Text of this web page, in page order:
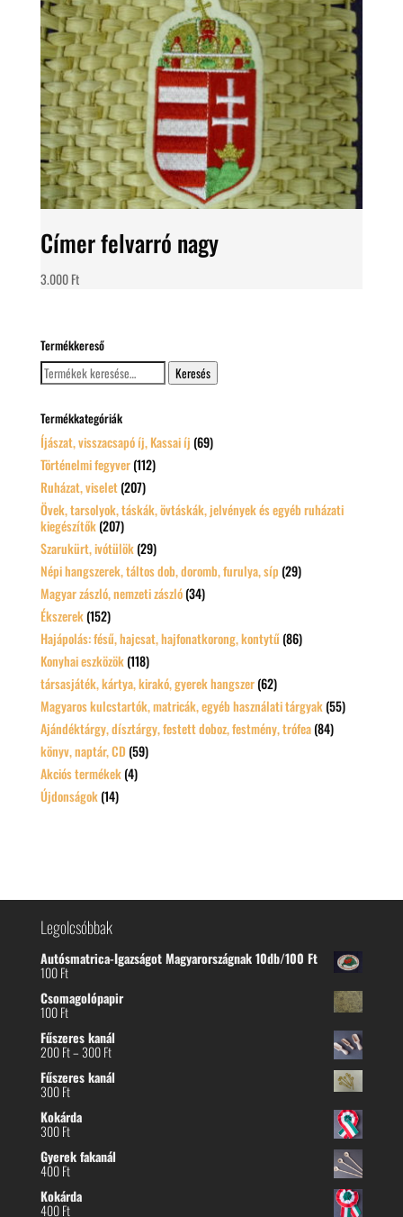
Címer felvarró nagy
3.000Ft
Termékkereső
Keresés
a
Keresés
Termékkategóriák
Íjászat, visszacsapó íj, Kassai íj (69)
Történelmi fegyver (112)
Ruházat, viselet (207)
Övek, tarsolyok, táskák, övtáskák, jelvények és egyéb ruházati
kiegészítők (207)
Szarukürt, ivótülök (29)
Népi hangszerek, táltos dob, doromb, furulya, síp (29)
Magyar zászló, nemzeti zászló (34)
Ékszerek (152)
Hajápolás: fésű, hajcsat, hajfonatkorong, kontytű (86)
Konyhai eszközök (118)
társasjáték, kártya, kirakó, gyerek hangszer (62)
Magyaros kulcstartók, matricák, egyéb használati tárgyak (55)
Ajándéktárgy, dísztárgy, festett doboz, festmény, trófea (84)
könyv, naptár, CD (59)
Akciós termékek (4)
Újdonságok (14)
Legolcsóbbak
Autósmatrica-Igazságot Magyarországnak 10db/100 Ft
100Ft
Csomagolópapir
100Ft
Fűszeres kanál
200Ft–300FtÁrtartomány:
-
Fűszeres kanál
300Ft
Kokárda
300Ft
Gyerek fakanál
400Ft
Kokárda
400Ft